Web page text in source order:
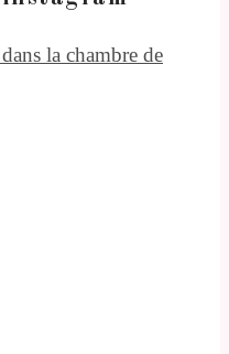
la chambre de